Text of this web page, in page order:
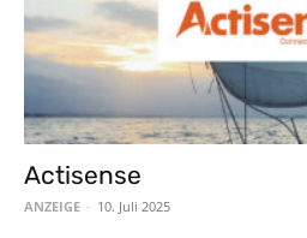
Actisense
ANZEIGE - 10. Juli 2025